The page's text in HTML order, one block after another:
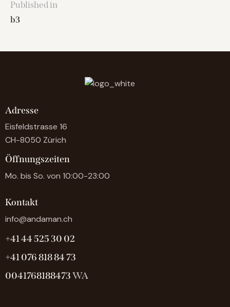
Published in
b3
Adresse
Eisfeldstrasse 16
CH-8050 Zürich
Öffnungszeiten
Mo. bis So. von 10:00-23:00
Kontakt
info@andaman.ch
+41 44 525 30 02
+41 076 818 84 73
0041768188473WA